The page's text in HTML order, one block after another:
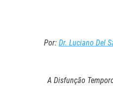
Por: Dr. Luciano Del
A Disfunção